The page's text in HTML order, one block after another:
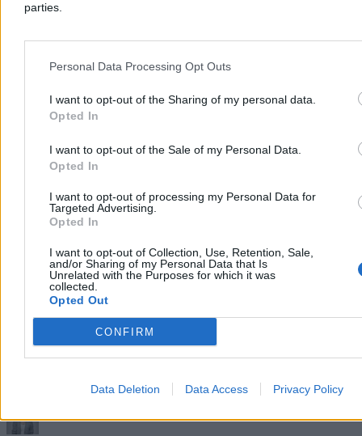
parties.
Personal Data Processing Opt Outs
I want to opt-out of the Sharing of my personal data.
Opted In
I want to opt-out of the Sale of my Personal Data.
Opted In
I want to opt-out of processing my Personal Data for
Targeted Advertising.
Opted In
I want to opt-out of Collection, Use, Retention, Sale,
and/or Sharing of my Personal Data that Is
Unrelated with the Purposes for which it was
collected.
Opted Out
CONFIRM
Data Deletion Data Access Privacy Policy
Polak zmarł podczas nurkowania u wybrzeży
Chorwacji
W piątek w pobliżu Medulinu na Istrii zmarł 40-letni obywatel
Polski, który źle poczuł się podczas nurkowania na głębokości
policja bada okoliczności zdarzenia.